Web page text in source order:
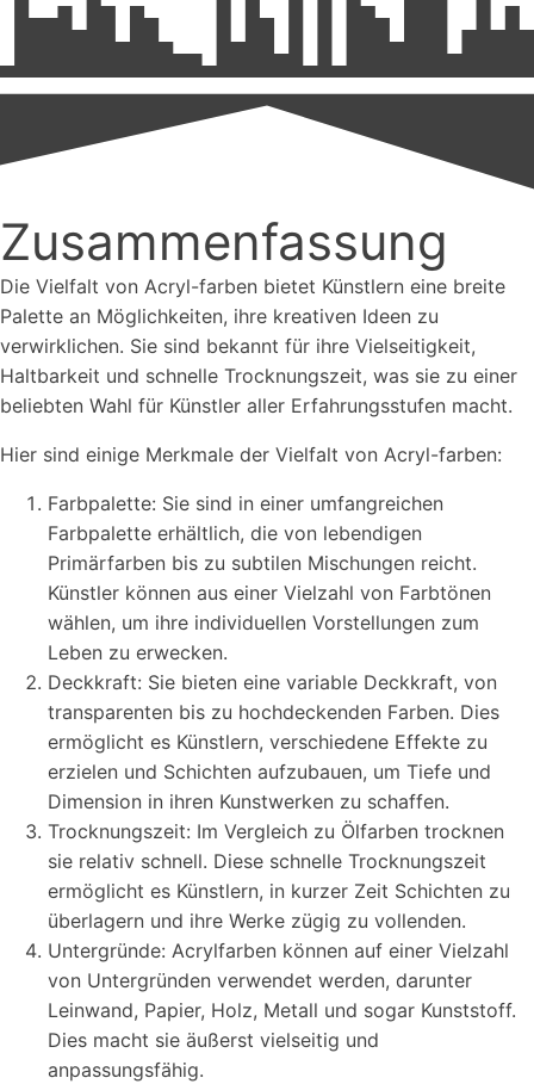
Zusammenfassung
Die Vielfalt von Acryl-farben bietet Künstlern eine breite
Palette an Möglichkeiten, ihre kreativen Ideen zu
verwirklichen. Sie sind bekannt für ihre Vielseitigkeit,
Haltbarkeit und schnelle Trocknungszeit, was sie zu einer
beliebten Wahl für Künstler aller Erfahrungsstufen macht.
Hier sind einige Merkmale der Vielfalt von Acryl-farben:
Farbpalette: Sie sind in einer umfangreichen
Farbpalette erhältlich, die von lebendigen
Primärfarben bis zu subtilen Mischungen reicht.
Künstler können aus einer Vielzahl von Farbtönen
wählen, um ihre individuellen Vorstellungen zum
Leben zu erwecken.
Deckkraft: Sie bieten eine variable Deckkraft, von
transparenten bis zu hochdeckenden Farben. Dies
ermöglicht es Künstlern, verschiedene Effekte zu
erzielen und Schichten aufzubauen, um Tiefe und
Dimension in ihren Kunstwerken zu schaffen.
Trocknungszeit: Im Vergleich zu Ölfarben trocknen
sie relativ schnell. Diese schnelle Trocknungszeit
ermöglicht es Künstlern, in kurzer Zeit Schichten zu
überlagern und ihre Werke zügig zu vollenden.
Untergründe: Acrylfarben können auf einer Vielzahl
von Untergründen verwendet werden, darunter
Leinwand, Papier, Holz, Metall und sogar Kunststoff.
Dies macht sie äußerst vielseitig und
anpassungsfähig.